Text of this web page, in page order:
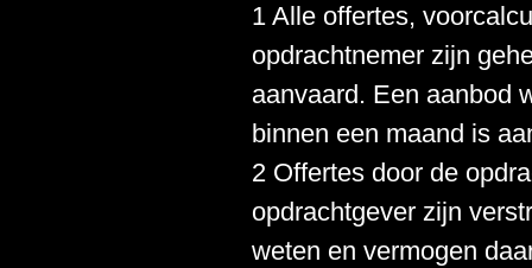
1 Alle offertes,
opdrachtnemer zijn
aanvaard. Een aanbod
binnen een maand is
2 Offertes door de
opdrachtgever zijn
weten en vermogen